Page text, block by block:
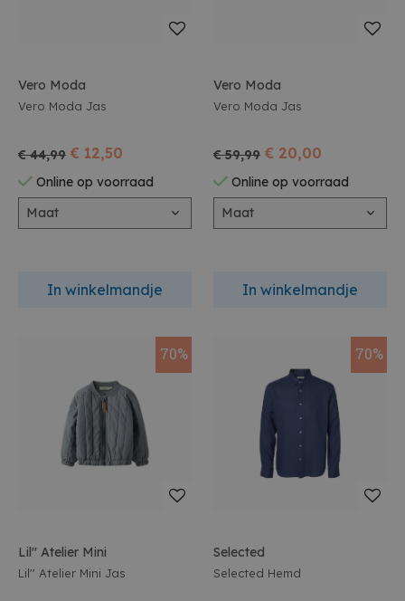
Vero Moda
Vero Moda Jas
€ 44,99 € 12,50
Online op voorraad
Maat
In winkelmandje
Vero Moda
Vero Moda Jas
€ 59,99 € 20,00
Online op voorraad
Maat
In winkelmandje
70%
Lil'' Atelier Mini
Lil'' Atelier Mini Jas
70%
Selected
Selected Hemd